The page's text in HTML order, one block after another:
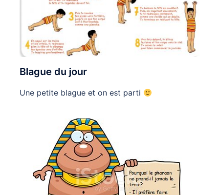
Blague du jour
Une petite blague et on est parti